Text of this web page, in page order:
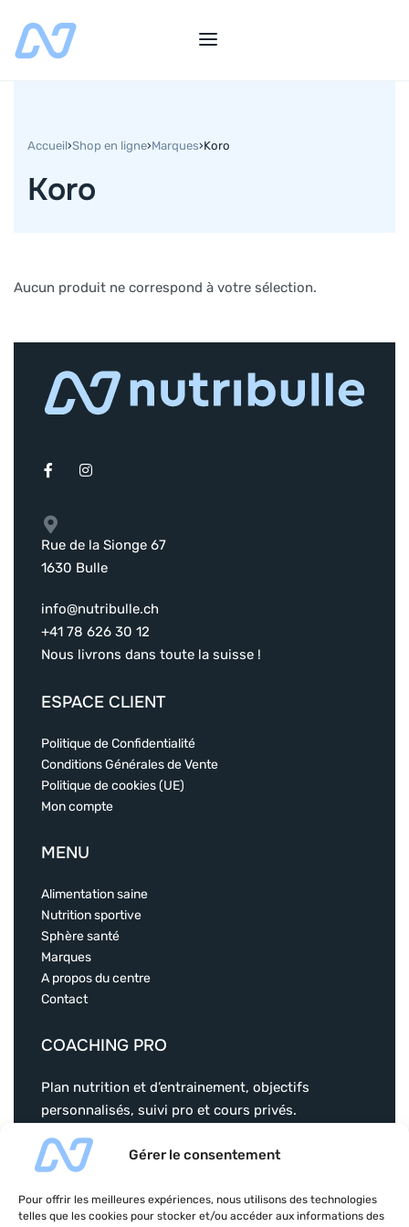
Gérer le consentement
Pour offrir les meilleures expériences, nous utilisons des technologies
telles que les cookies pour stocker et/ou accéder aux informations des
Accueil›Shop en ligne›Marques›Koro
Koro
Aucun produit ne correspond à votre sélection.
Rue de la Sionge 67
1630 Bulle
info@nutribulle.ch
+41 78 626 30 12
Nous livrons dans toute la suisse !
ESPACE CLIENT
Politique de Confidentialité
Conditions Générales de Vente
Politique de cookies (UE)
Mon compte
MENU
Alimentation saine
Nutrition sportive
Sphère santé
Marques
A propos du centre
Contact
COACHING PRO
Plan nutrition et d’entrainement, objectifs
personnalisés, suivi pro et cours privés.
christophervial-coaching.com